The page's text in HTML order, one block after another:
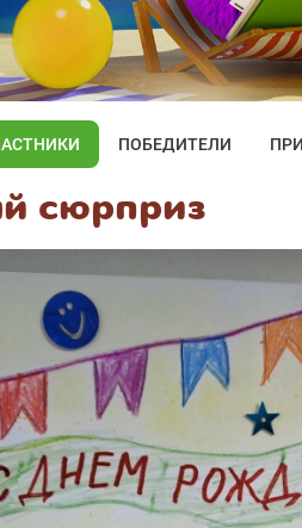
ПОБЕДИТЕЛИ
сюрприз